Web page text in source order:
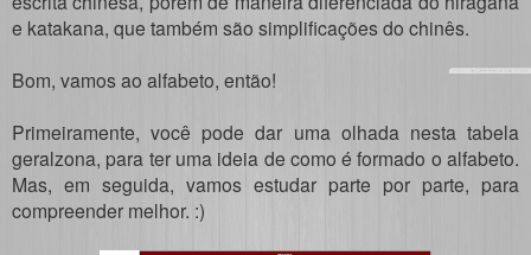
e katakana, que também são simplificações do chinês.
Bom, vamos ao alfabeto, então!
Primeiramente, você pode dar uma olhada nesta tabela
geralzona, para ter uma ideia de como é formado o alfabeto.
Mas, em seguida, vamos estudar parte por parte, para
compreender melhor. :)